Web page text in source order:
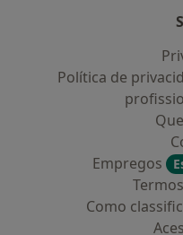
Política de
Empregos
Como